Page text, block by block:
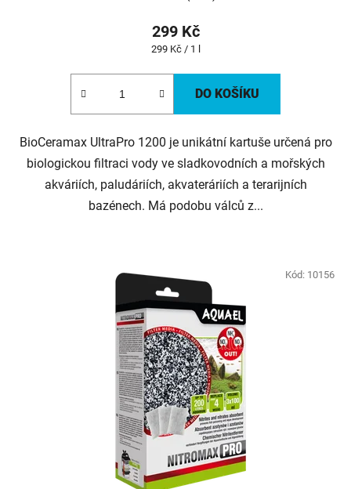
299 Kč
Měrná
299 Kč / 1 l
DO KOŠÍKU
BioCeramax UltraPro 1200 je unikátní kartuše určená pro
biologickou filtraci vody ve sladkovodních a mořských
akváriích, paludáriích, akvateráriích a terarijních
bazénech. Má podobu válců z...
Kód: 10156